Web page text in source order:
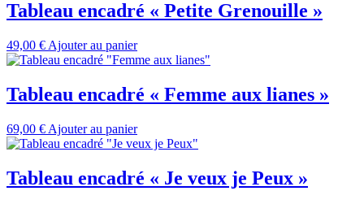
Tableau encadré « Petite Grenouille »
49,00 € Ajouter au panier
Tableau encadré « Femme aux lianes »
69,00 € Ajouter au panier
Tableau encadré « Je veux je Peux »